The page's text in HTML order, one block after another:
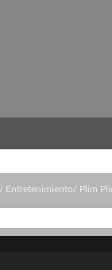
Entretenimiento Plim